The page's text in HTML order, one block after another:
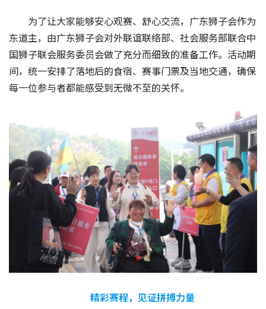
为了让大家能够安心观赛、舒心交流，广东狮子会作为
东道主，由广东狮子会对外联谊联络部、社会服务部联合中
国狮子联会服务委员会做了充分而细致的准备工作。活动期
间，统一安排了落地后的食宿、赛事门票及当地交通，确保
每一位参与者都能感受到无微不至的关怀。
精彩赛程，见证拼搏力量